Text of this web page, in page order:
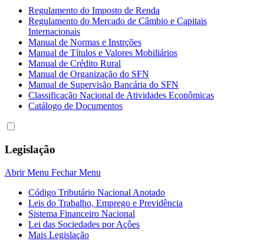
Regulamento do Imposto de Renda
Regulamento do Mercado de Câmbio e Capitais
Internacionais
Manual de Normas e Instrções
Manual de Títulos e Valores Mobiliários
Manual de Crédito Rural
Manual de Organização do SFN
Manual de Supervisão Bancária do SFN
Classificação Nacional de Atividades Econômicas
Catálogo de Documentos
Legislação
Abrir Menu Fechar Menu
Código Tributário Nacional Anotado
Leis do Trabalho, Emprego e Previdência
Sistema Financeiro Nacional
Lei das Sociedades por Açôes
Mais Legislação